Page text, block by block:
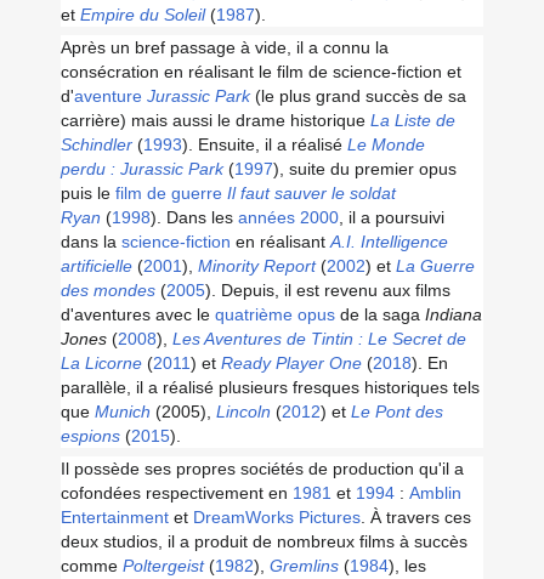
et Empire du Soleil(1987).
Après un bref passage à vide, il a connu la
consécration en réalisant le film de science-fiction et
d'aventure Jurassic Park(le plus grand succès de sa
carrière) mais aussi le drame historique La Liste de
Schindler (1993). Ensuite, il a réalisé Le Monde
perdu : Jurassic Park(1997), suite du premier opus
puis le film de guerre Il faut sauver le soldat
Ryan (1998). Dans les années 2000 , il a poursuivi
dans la science-fiction en réalisant A.I. Intelligence
artificielle (2001), Minority Report(2002) et La Guerre
des mondes (2005). Depuis, il est revenu aux films
d'aventures avec le quatrième opus de la saga Indiana
Jones (2008), Les Aventures de Tintin : Le Secret de
La Licorne (2011) et Ready Player One (2018). En
parallèle, il a réalisé plusieurs fresques historiques tels
que Munich (2005), Lincoln (2012) et Le Pont des
espions (2015).
Il possède ses propres sociétés de production qu'il a
cofondées respectivement en 1981 et 1994 : Amblin
Entertainment et DreamWorks Pictures . À travers ces
deux studios, il a produit de nombreux films à succès
comme Poltergeist(1982), Gremlins (1984), les